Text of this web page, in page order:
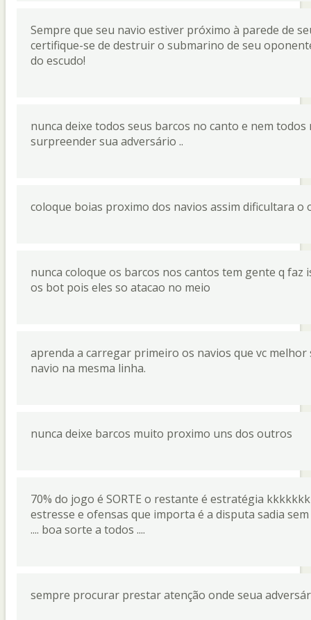
Sempre que seu navio estiver próximo à parede de
certifique-se de destruir o submarino de seu
do escudo!
nunca deixe todos seus barcos no canto e nem
surpreender sua adversário ..
coloque boias proximo dos navios assim dificultara
nunca coloque os barcos nos cantos tem gente q faz
os bot pois eles so atacao no meio
aprenda a carregar primeiro os navios que vc
navio na mesma linha.
nunca deixe barcos muito proximo uns dos outros
70% do jogo é SORTE o restante é estratégia
estresse e ofensas que importa é a disputa sadia
.... boa sorte a todos ....
sempre procurar prestar atenção onde seua